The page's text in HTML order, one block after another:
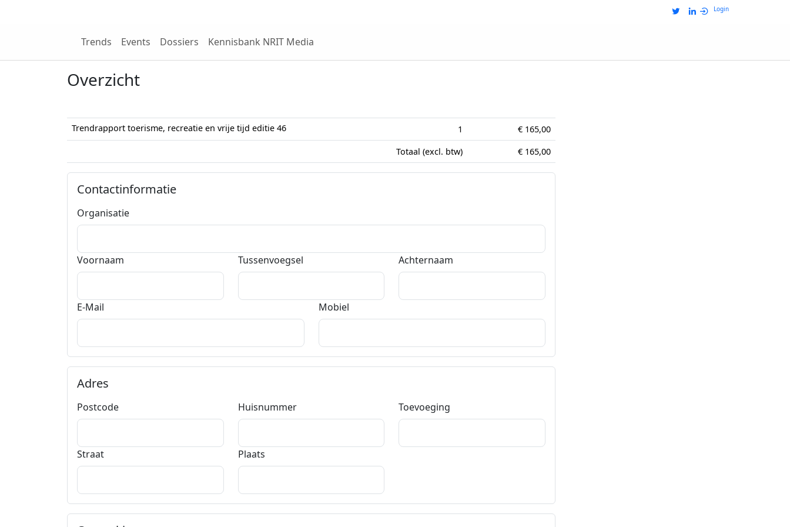
Login
Trends Events Dossiers Kennisbank NRIT Media
Overzicht
Trendrapport toerisme, recreatie en vrije tijd editie 46 1
€ 165,00
Totaal (excl. btw)
€ 165,00
Contactinformatie
Organisatie
Voornaam Tussenvoegsel Achternaam
E-Mail Mobiel
Adres
Postcode Huisnummer Toevoeging
Straat Plaats